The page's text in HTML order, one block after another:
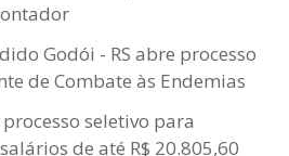
Godói - RS abre processo
de Combate às Endemias
processo seletivo para
de até R$ 20.805,60